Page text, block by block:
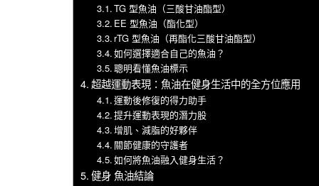
TG 型魚油（三酸甘油酯型）
EE 型魚油（酯化型）
rTG 型魚油（再酯化三酸甘油酯型）
如何選擇適合自己的魚油？
聰明看懂魚油標示
超越運動表現：魚油在健身生活中的全方位應用
運動後修復的得力助手
提升運動表現的潛力股
增肌、減脂的好夥伴
關節健康的守護者
如何將魚油融入健身生活？
健身 魚油結論